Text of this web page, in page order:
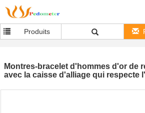
Produits
Montres-bracelet d'hommes d'or de
avec la caisse d'alliage qui respecte